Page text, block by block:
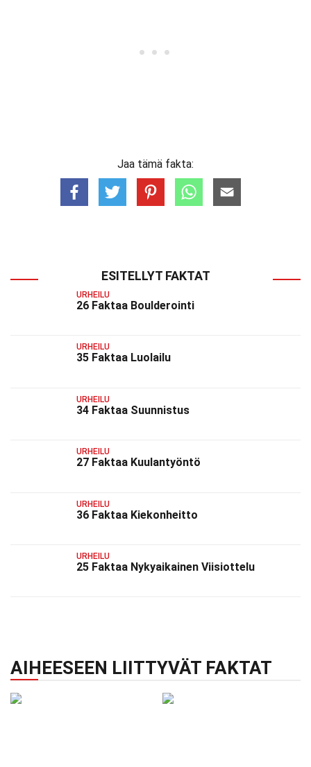
Jaa tämä fakta:
ESITELLYT FAKTAT
URHEILU
26 Faktaa Boulderointi
URHEILU
35 Faktaa Luolailu
URHEILU
34 Faktaa Suunnistus
URHEILU
27 Faktaa Kuulantyöntö
URHEILU
36 Faktaa Kiekonheitto
URHEILU
25 Faktaa Nykyaikainen Viisiottelu
AIHEESEEN LIITTYVÄT FAKTAT